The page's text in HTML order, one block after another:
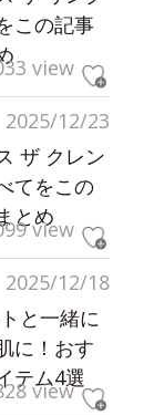
この記事
view
2025/12/23
ザ クレン
てをこの
とめview
2025/12/18
と一緒に
に！おす
テム4選
view